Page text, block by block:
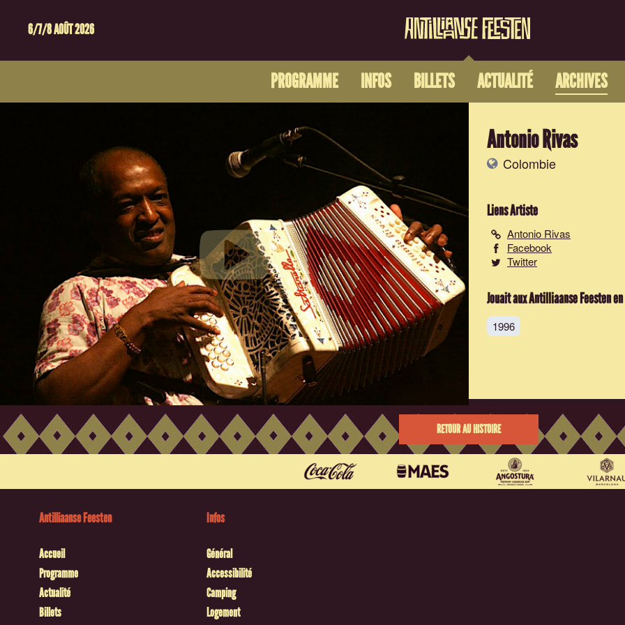
6/7/8 AOÛT 2026
PROGRAMME INFOS BILLETS ACTUALITÉ ARCHIVES
Antonio Rivas
Colombie
Liens Artiste
Antonio Rivas
Facebook
Twitter
Jouait aux Antilliaanse Feesten en
1996
RETOUR AU HISTOIRE
Antilliaanse Feesten
Accueil
Programme
Actualité
Billets
Infos
Général
Accessibilité
Camping
Logement